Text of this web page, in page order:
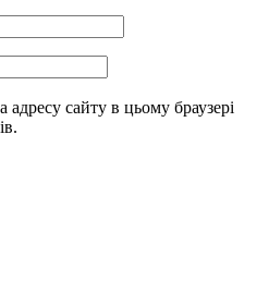
адресу сайту в цьому браузері